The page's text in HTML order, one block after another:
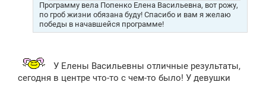
Программу вела Попенко Елена Васильевна, вот рожу,
по гроб жизни обязана буду! Спасибо и вам я желаю
победы в начавшейся программе!
У Елены Васильевны отличные результаты,
сегодня в центре что-то с чем-то было! У девушки